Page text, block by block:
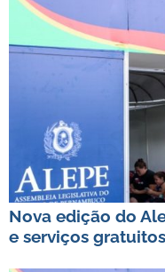
Nova edição do
e serviços